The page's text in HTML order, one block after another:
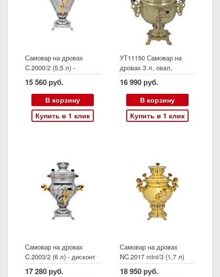
Самовар на дровах
C.2000/2 (5,5 л) -
дисконт Арт 9685
15 560 руб.
В корзину
Купить в 1 клик
УТ11150 Самовар на
дровах 3 л, овал,
желтый, переделанный
из электрического
16 990 руб.
В корзину
Купить в 1 клик
Самовар на дровах
C.2003/2 (6 л) - дисконт
Арт 8898
17 280 руб.
Самовар на дровах
NC.2017 mini/3 (1,7 л)
18 950 руб.